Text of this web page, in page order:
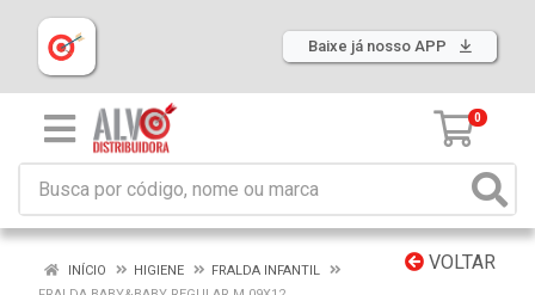
Baixe já nosso APP
0
VOLTAR
INÍCIO HIGIENE
FRALDA INFANTIL